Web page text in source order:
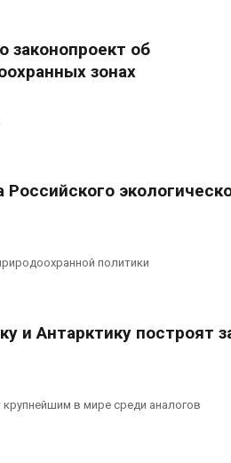
законопроект об
зонах
политики
и Антарктику построят
в мире среди аналогов
Нижнего